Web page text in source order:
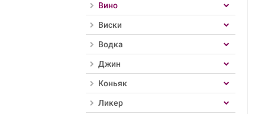
Вино
Виски
Водка
Джин
Коньяк
Ликер